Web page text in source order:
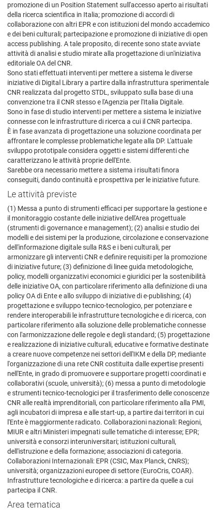
promozione di un Position Statement sull'accesso aperto ai risultati
della ricerca scientifica in Italia; promozione di accordi di
collaborazione con altri EPR e con istituzioni del mondo accademico
e dei beni culturali; partecipazione e promozione di iniziative di open
access publishing. A tale proposito, di recente sono state avviate
attività di analisi e studio mirate alla progettazione di un'iniziativa
editoriale OA del CNR.
Sono stati effettuati interventi per mettere a sistema le diverse
iniziative di Digital Library a partire dalla infrastruttura sperimentale
CNR realizzata dal progetto STDL, sviluppato sulla base di una
convenzione tra il CNR stesso e l'Agenzia per l'Italia Digitale.
Sono in fase di studio interventi per mettere a sistema le iniziative
connesse con le infrastrutture di ricerca a cui il CNR partecipa.
È in fase avanzata di progettazione una soluzione coordinata per
affrontare le complesse problematiche legate alla DP. L'attuale
sviluppo prototipale considera oggetti e sistemi differenti che
caratterizzano le attività proprie dell'Ente.
Sarebbe ora necessario mettere a sistema i risultati finora
conseguiti, dando continuità e prospettiva per le iniziative future.
Le attività previste
(1) Messa a punto di strumenti efficaci per supportare la gestione e
il monitoraggio costante delle iniziative dell'Area progettuale
(strumenti di governance e management); (2) analisi e studio dei
modelli e dei sistemi per la produzione, circolazione e conservazione
dell'informazione digitale sulla R&S e i beni culturali, per
armonizzare gli interventi CNR e definire requisiti per la promozione
di iniziative future; (3) definizione di linee guida metodologiche,
policy, modelli organizzativi economici e giuridici per la sostenibilità
delle iniziative OA, con particolare riferimento alla definizione di una
policy OA di Ente e allo sviluppo di iniziative di e-publishing; (4)
progettazione e sviluppo tecnico-tecnologico, per potenziare e
rendere interoperabili le infrastrutture tecnologiche e di ricerca, con
particolare riferimento alla soluzione delle problematiche connesse
con l'armonizzazione delle regole e degli standard; (5) progettazione
e realizzazione di iniziative culturali, educative e formative destinate
a creare nuove competenze nei settori dell'IKM e della DP, mediante
l'organizzazione di una rete CNR costituita dalle expertise presenti
nell'Ente, in grado di promuovere e supportare progetti coordinati e
collaborativi (scuole, università); (6) messa a punto di metodologie
e strumenti tecnico-tecnologici per il trasferimento delle conoscenze
CNR alle realtà imprenditoriali, con particolare riferimento alla PMI,
agli incubatori di impresa e alle start-up, a partire dai territori in cui
l'Ente è maggiormente radicato. Collaborazioni nazionali: Regioni,
MIUR e altri Ministeri impegnati sulle tematiche di interesse; EPR;
università e consorzi interuniversitari; istituzioni culturali,
dell'istruzione e della formazione; associazioni di categoria.
Collaborazioni Internazionali: EPR (CSIC, Max Planck, CNRS);
università; organizzazioni europee di settore (EuroCris, COAR).
Infrastrutture tecnologiche e di ricerca: a partire da quelle a cui
partecipa il CNR.
Area tematica